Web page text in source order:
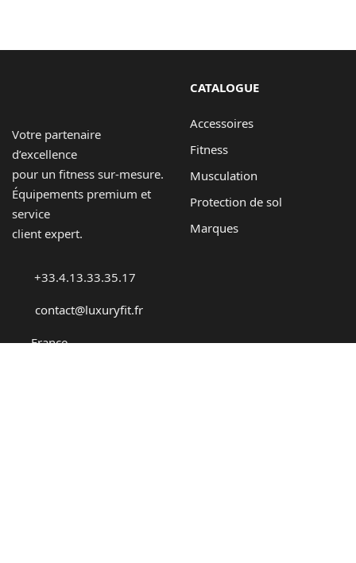
7500,00 €
Votre partenaire
d’excellence
pour un fitness sur-mesure.
Équipements premium et
service
client expert.
+33.4.13.33.35.17
contact@luxuryfit.fr
France
CATALOGUE
Accessoires
Fitness
Musculation
Protection de sol
Marques